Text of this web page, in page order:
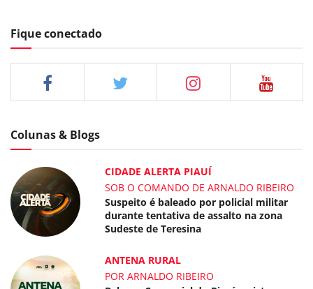
Fique conectado
Colunas & Blogs
CIDADE ALERTA PIAUÍ
SOB O COMANDO DE ARNALDO RIBEIRO
Suspeito é baleado por policial militar
durante tentativa de assalto na zona
Sudeste de Teresina
ANTENA RURAL
POR ARNALDO RIBEIRO